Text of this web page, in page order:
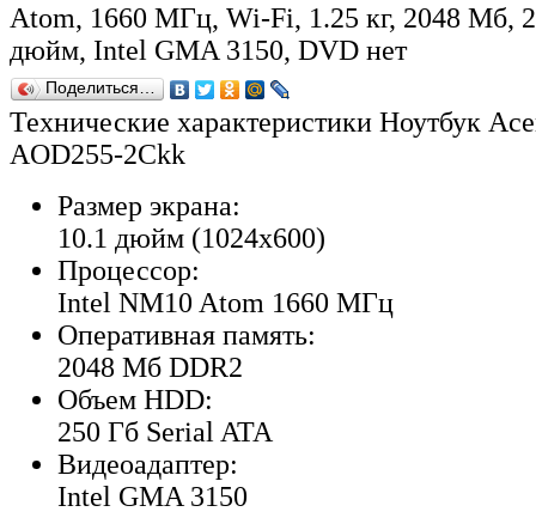
Atom, 1660 МГц, Wi-Fi, 1.25 кг, 2048 Мб,
дюйм, Intel GMA 3150, DVD нет
Поделиться…
Технические характеристики Ноутбук
AOD255-2Ckk
Размер экрана:
10.1 дюйм (1024x600)
Процессор:
Intel NM10 Atom 1660 МГц
Оперативная память:
2048 Мб DDR2
Объем HDD:
250 Гб Serial ATA
Видеоадаптер:
Intel GMA 3150